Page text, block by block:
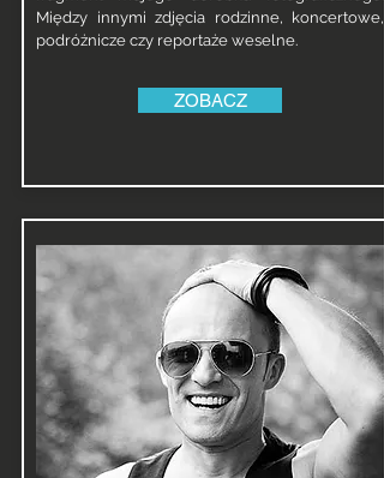
Między innymi zdjęcia rodzinne, koncertowe,
podróżnicze czy reportaże weselne.
ZOBACZ